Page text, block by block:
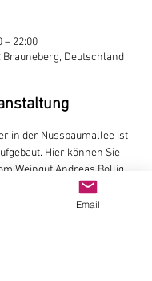
– 22:00
Brauneberg, Deutschland
in der Nussbaumallee ist
Hier können Sie
Weingut Andreas Bollig,
der
Email